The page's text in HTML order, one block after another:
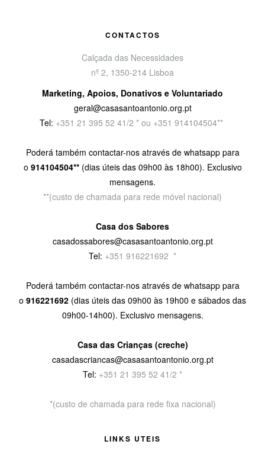
CONTACTOS
Calçada das Necessidades
nº 2, 1350-214 Lisboa
Marketing, Apoios, Donativos e Voluntariado
geral@casasantoantonio.org.pt
Tel: +351 21 395 52 41/2 * ou +351 914104504**
Poderá também contactar-nos através de whatsapp para
o 914104504** (dias úteis das 09h00 às 18h00). Exclusivo
mensagens.
**(custo de chamada para rede móvel nacional)
Casa dos Sabores
casadossabores@casasantoantonio.org.pt
Tel: +351 916221692 *
Poderá também contactar-nos através de whatsapp para
o 916221692 (dias úteis das 09h00 às 19h00 e sábados das
09h00-14h00). Exclusivo mensagens.
Casa das Crianças (creche)
casadascriancas@casasantoantonio.org.pt
Tel: +351 21 395 52 41/2 *
*(custo de chamada para rede fixa nacional)
LINKS UTEIS